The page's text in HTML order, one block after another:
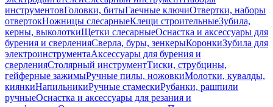
инструментовГоловки, битыГаечные ключиОтвертки, наборы
отвертокНожницы слесарныеКлещи строительныеЗубила,
керны, выколоткиЩетки слесарныеОснастка и аксессуары для
бурения и сверленияСверла, буры, зенкерыКоронкиЗубила для
электроинструментаАксессуары для бурения и
сверленияСтолярный инструментТиски, струбцины,
гейферные зажимыРучные пилы, ножовкиМолотки, кувалды,
киянкиНапильникиРучные стамескиРубанки, рашпили
ручныеОснастка и аксессуары для резания и